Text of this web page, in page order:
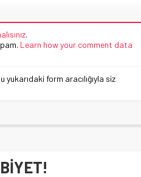
.
Learn how your comment data
yukarıdaki form aracılığıyla siz